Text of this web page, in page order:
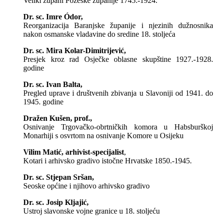
Dr. sc. Imre Ódor,
Reorganizacija Baranjske županije i njezinih dužnosnika
nakon osmanske vladavine do sredine 18. stoljeća
Dr. sc. Mira Kolar-Dimitrijević,
Presjek kroz rad Osječke oblasne skupštine 1927.-1928.
godine
Dr. sc. Ivan Balta,
Pregled uprave i društvenih zbivanja u Slavoniji od 1941. do
1945. godine
Dražen Kušen, prof.,
Osnivanje Trgovačko-obrtničkih komora u Habsburškoj
Monarhiji s osvrtom na osnivanje Komore u Osijeku
Vilim Matić, arhivist-specijalist,
Kotari i arhivsko gradivo istočne Hrvatske 1850.-1945.
Dr. sc. Stjepan Sršan,
Seoske općine i njihovo arhivsko gradivo
Dr. sc. Josip Kljajić,
Ustroj slavonske vojne granice u 18. stoljeću